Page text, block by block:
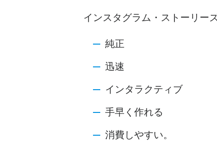
インスタグラム・ストーリー
純正
迅速
インタラクティブ
手早く作れる
消費しやすい。